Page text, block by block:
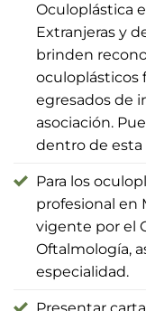
Oculoplástica
Extranjeras y
brinden
oculoplásticos
egresados de
asociación.
dentro de esta
Para los
profesional en
vigente por el
Oftalmología,
especialidad.